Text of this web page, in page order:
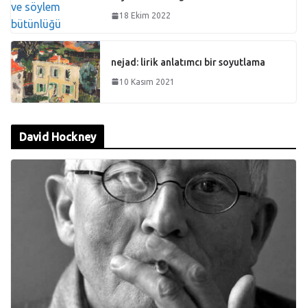
18 Ekim 2022
nejad: lirik anlatımcı bir soyutlama
10 Kasım 2021
David Hockney